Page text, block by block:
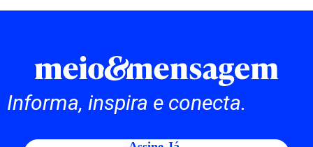
Informa, inspira e conecta.